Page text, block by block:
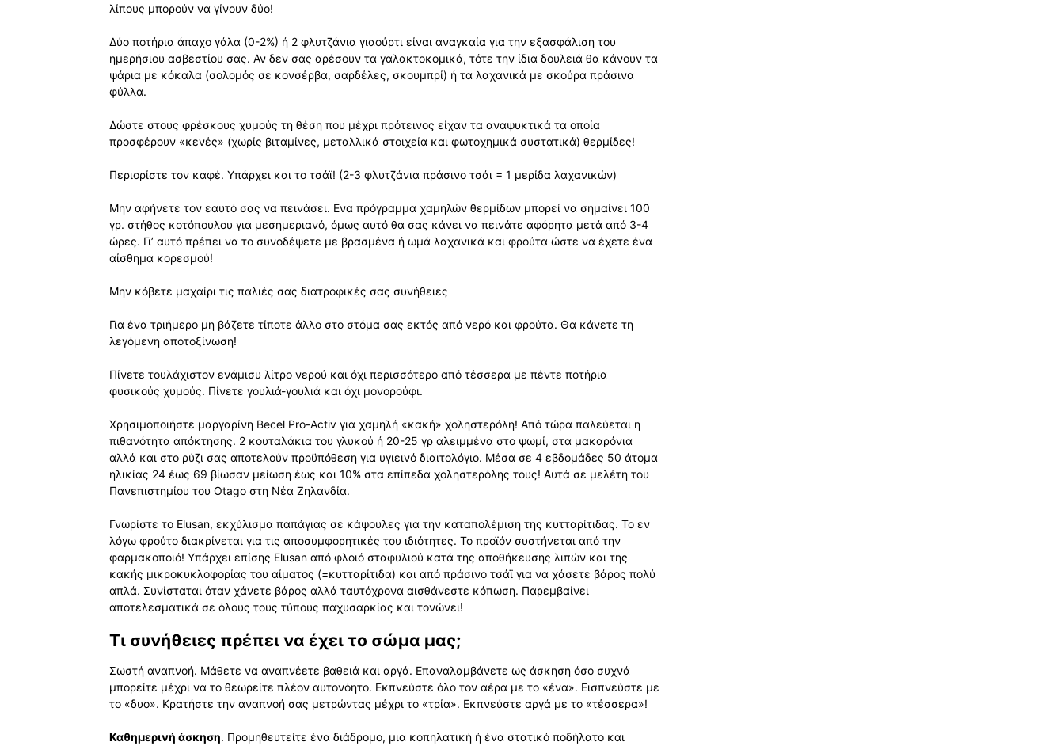
λίπους μπορούν να γίνουν δύο!
Δύο ποτήρια άπαχο γάλα (0-2%) ή 2 φλυτζάνια γιαούρτι είναι αναγκαία για την εξασφάλιση του
ημερήσιου ασβεστίου σας. Αν δεν σας αρέσουν τα γαλακτοκομικά, τότε την ίδια δουλειά θα κάνουν τα
ψάρια με κόκαλα (σολομός σε κονσέρβα, σαρδέλες, σκουμπρί) ή τα λαχανικά με σκούρα πράσινα
φύλλα.
Δώστε στους φρέσκους χυμούς τη θέση που μέχρι πρότεινος είχαν τα αναψυκτικά τα οποία
προσφέρουν «κενές» (χωρίς βιταμίνες, μεταλλικά στοιχεία και φωτοχημικά συστατικά) θερμίδες!
Περιορίστε τον καφέ. Υπάρχει και το τσάϊ! (2-3 φλυτζάνια πράσινο τσάι = 1 μερίδα λαχανικών)
Μην αφήνετε τον εαυτό σας να πεινάσει. Ενα πρόγραμμα χαμηλών θερμίδων μπορεί να σημαίνει 100
γρ. στήθος κοτόπουλου για μεσημεριανό, όμως αυτό θα σας κάνει να πεινάτε αφόρητα μετά από 3-4
ώρες. Γι’ αυτό πρέπει να το συνοδέψετε με βρασμένα ή ωμά λαχανικά και φρούτα ώστε να έχετε ένα
αίσθημα κορεσμού!
Μην κόβετε μαχαίρι τις παλιές σας διατροφικές σας συνήθειες
Για ένα τριήμερο μη βάζετε τίποτε άλλο στο στόμα σας εκτός από νερό και φρούτα. Θα κάνετε τη
λεγόμενη αποτοξίνωση!
Πίνετε τουλάχιστον ενάμισυ λίτρο νερού και όχι περισσότερο από τέσσερα με πέντε ποτήρια
φυσικούς χυμούς. Πίνετε γουλιά-γουλιά και όχι μονορούφι.
Χρησιμοποιήστε μαργαρίνη Becel Pro-Activ για χαμηλή «κακή» χοληστερόλη! Από τώρα παλεύεται η
πιθανότητα απόκτησης. 2 κουταλάκια του γλυκού ή 20-25 γρ αλειμμένα στο ψωμί, στα μακαρόνια
αλλά και στο ρύζι σας αποτελούν προϋπόθεση για υγιεινό διαιτολόγιο. Μέσα σε 4 εβδομάδες 50 άτομα
ηλικίας 24 έως 69 βίωσαν μείωση έως και 10% στα επίπεδα χοληστερόλης τους! Αυτά σε μελέτη του
Πανεπιστημίου του Otago στη Νέα Ζηλανδία.
Γνωρίστε το Elusan, εκχύλισμα παπάγιας σε κάψουλες για την καταπολέμιση της κυτταρίτιδας. Το εν
λόγω φρούτο διακρίνεται για τις αποσυμφορητικές του ιδιότητες. Το προϊόν συστήνεται από την
φαρμακοποιό! Υπάρχει επίσης Elusan από φλοιό σταφυλιού κατά της αποθήκευσης λιπών και της
κακής μικροκυκλοφορίας του αίματος (=κυτταρίτιδα) και από πράσινο τσάϊ για να χάσετε βάρος πολύ
απλά. Συνίσταται όταν χάνετε βάρος αλλά ταυτόχρονα αισθάνεστε κόπωση. Παρεμβαίνει
αποτελεσματικά σε όλους τους τύπους παχυσαρκίας και τονώνει!
Τι συνήθειες πρέπει να έχει το σώμα μας;
Σωστή αναπνοή. Μάθετε να αναπνέετε βαθειά και αργά. Επαναλαμβάνετε ως άσκηση όσο συχνά
μπορείτε μέχρι να το θεωρείτε πλέον αυτονόητο. Εκπνεύστε όλο τον αέρα με το «ένα». Εισπνεύστε με
το «δυο». Κρατήστε την αναπνοή σας μετρώντας μέχρι το «τρία». Εκπνεύστε αργά με το «τέσσερα»!
Καθημερινή άσκηση. Προμηθευτείτε ένα διάδρομο, μια κοπηλατική ή ένα στατικό ποδήλατο και